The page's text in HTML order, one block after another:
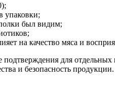
упаковки;
был видим;
на качество мяса и
для
и безопасность продукции.